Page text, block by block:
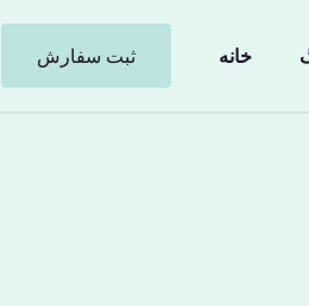
خانه ثبت سفارش